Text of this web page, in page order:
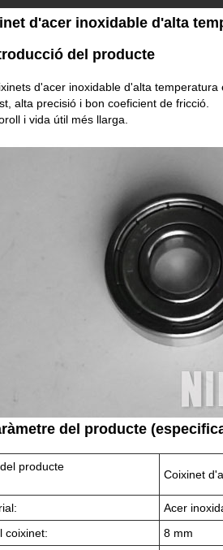
d'acer inoxidable d'alta
del producte
d'acer inoxidable d'alta
alta precisió i bon coeficient de fricció.
i vida útil més llarga.
del producte
producte
Coixinet
Acer
coixinet:
8 mm